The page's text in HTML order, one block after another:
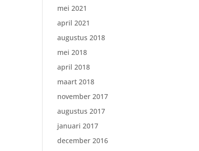
mei 2021
april 2021
augustus 2018
mei 2018
april 2018
maart 2018
november 2017
augustus 2017
januari 2017
december 2016